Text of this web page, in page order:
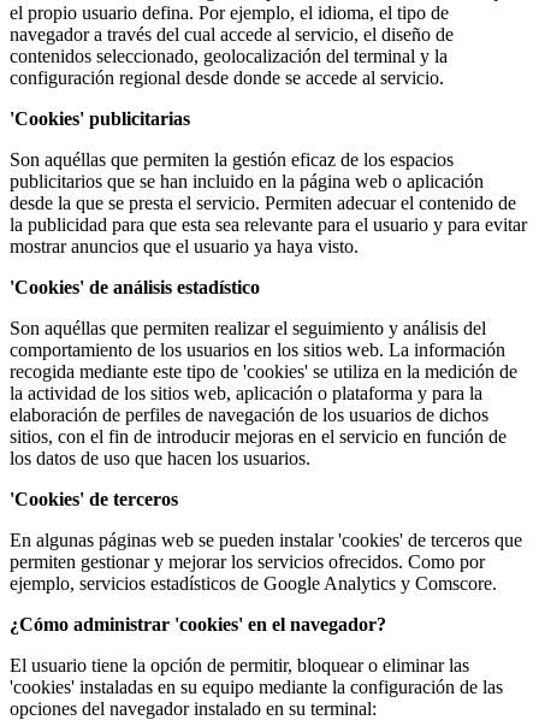
el propio usuario defina. Por ejemplo, el idioma, el tipo de
navegador a través del cual accede al servicio, el diseño de
contenidos seleccionado, geolocalización del terminal y la
configuración regional desde donde se accede al servicio.
'Cookies' publicitarias
Son aquéllas que permiten la gestión eficaz de los espacios
publicitarios que se han incluido en la página web o aplicación
desde la que se presta el servicio. Permiten adecuar el contenido de
la publicidad para que esta sea relevante para el usuario y para evitar
mostrar anuncios que el usuario ya haya visto.
'Cookies' de análisis estadístico
Son aquéllas que permiten realizar el seguimiento y análisis del
comportamiento de los usuarios en los sitios web. La información
recogida mediante este tipo de 'cookies' se utiliza en la medición de
la actividad de los sitios web, aplicación o plataforma y para la
elaboración de perfiles de navegación de los usuarios de dichos
sitios, con el fin de introducir mejoras en el servicio en función de
los datos de uso que hacen los usuarios.
'Cookies' de terceros
En algunas páginas web se pueden instalar 'cookies' de terceros que
permiten gestionar y mejorar los servicios ofrecidos. Como por
ejemplo, servicios estadísticos de Google Analytics y Comscore.
¿Cómo administrar 'cookies' en el navegador?
El usuario tiene la opción de permitir, bloquear o eliminar las
'cookies' instaladas en su equipo mediante la configuración de las
opciones del navegador instalado en su terminal: